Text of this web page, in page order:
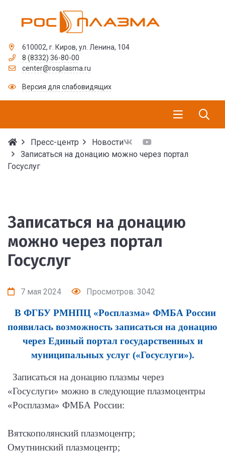
610002, г. Киров, ул. Ленина, 104
8 (8332) 36-80-00
center@rosplasma.ru
Версия для слабовидящих
Пресс-центр
Новости
Записаться на донацию можно через портал
Госуслуг
Записаться на донацию
можно через портал
Госуслуг
7 мая 2024 Просмотров: 3042
В ФГБУ РМНПЦ «Росплазма» ФМБА России
появилась возможность записаться на донацию
через Единый портал государственных и
муниципальных услуг («Госуслуги»).
Записаться на донацию плазмы через
«Госуслуги» можно в следующие плазмоцентры
«Росплазма» ФМБА России:
Вятскополянский плазмоцентр;
Омутнинский плазмоцентр;